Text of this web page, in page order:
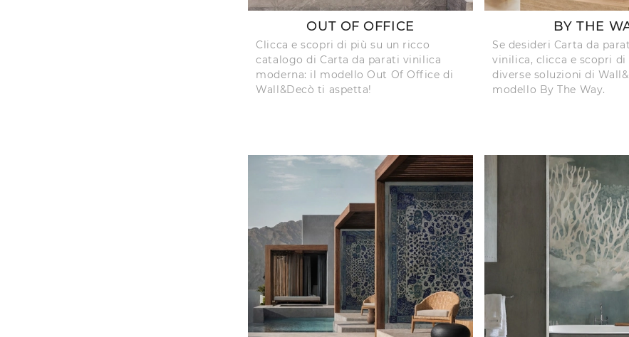
OUT OF OFFICE
Clicca e scopri di più su un ricco
catalogo di Carta da parati vinilica
moderna: il modello Out Of Office di
Wall&Decò ti aspetta!
BY THE
Se desideri Carta da
vinilica, clicca e scopri di
diverse soluzioni di
modello By The Way.